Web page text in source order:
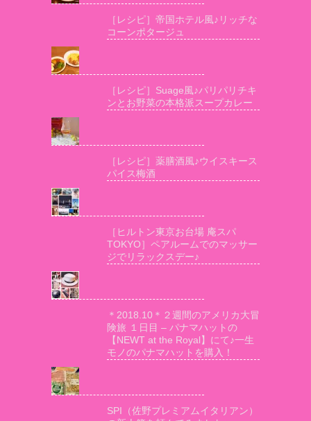
［レシピ］帝国ホテル風♪リッチな
コーンポタージュ
［レシピ］Suage風♪パリパリチキ
ンとお野菜の本格派スープカレー
［レシピ］薬膳酒風♪ウイスキース
パイス梅酒
［ヒルトン東京お台場 庵スパ
TOKYO］ペアルームでのマッサー
ジでリラックスデー♪
＊2018.10＊２週間のアメリカ大冒
険旅 １日目 – パナマハットの
【NEWT at the Royal】にて♪一生
モノのパナマハットを購入！
SPI（佐野プレミアムイタリアン）